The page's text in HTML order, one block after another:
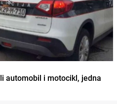
automobil i motocikl, jedna